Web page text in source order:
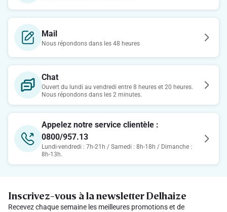
Mail
Nous répondons dans les 48 heures
Chat
Ouvert du lundi au vendredi entre 8 heures et 20 heures.
Nous répondons dans les 2 minutes.
Appelez notre service clientèle :
0800/957.13
Lundi-vendredi : 7h-21h / Samedi : 8h-18h / Dimanche :
8h-13h.
Inscrivez-vous à la newsletter Delhaize
Recevez chaque semaine les meilleures promotions et de